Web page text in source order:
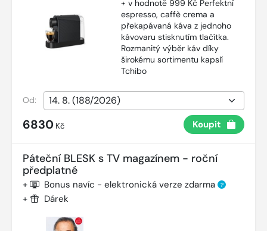
+ v hodnotě 999 Kč Perfektní
espresso, caffè crema a
překapávaná káva z jednoho
kávovaru stisknutím tlačítka.
Rozmanitý výběr káv díky
širokému sortimentu kapslí
Tchibo
Od:
6830 Kč Koupit
Páteční BLESK s TV magazínem - roční
předplatné
+ Bonus navíc - elektronická verze zdarma ?
+ Dárek